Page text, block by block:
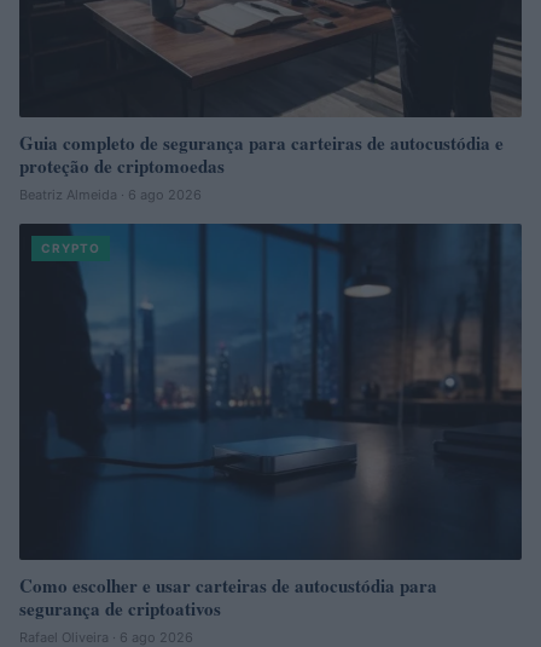
Guia completo de segurança para carteiras de autocustódia e
proteção de criptomoedas
Beatriz Almeida · 6 ago 2026
CRYPTO
Como escolher e usar carteiras de autocustódia para
segurança de criptoativos
Rafael Oliveira · 6 ago 2026